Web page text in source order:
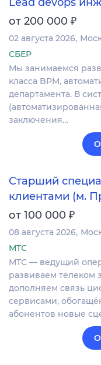
от 200 000 ₽
02 августа 2026
СБЕР
Мы занимаемся
класса BPM,
департамента. В
заключения…
Старший
клиентами (м.
от 100 000 ₽
08 августа 2026
МТС
МТС — ведущий
развиваем телеком
дополняем связь
сервисами,
абонентов новые